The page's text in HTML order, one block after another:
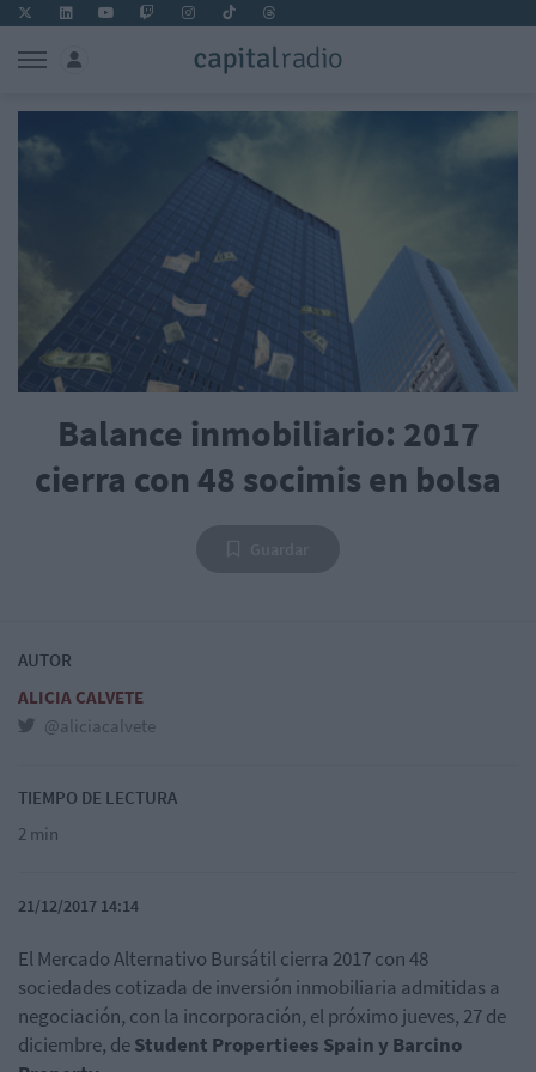
Balance inmobiliario: 2017
cierra con 48 socimis en bolsa
AUTOR
ALICIA CALVETE
@aliciacalvete
TIEMPO DE LECTURA
2 min
21/12/2017 14:14
El Mercado Alternativo Bursátil cierra 2017 con 48
sociedades cotizada de inversión inmobiliaria admitidas a
negociación, con la incorporación, el próximo jueves, 27 de
diciembre, deStudent Propertiees Spain y Barcino